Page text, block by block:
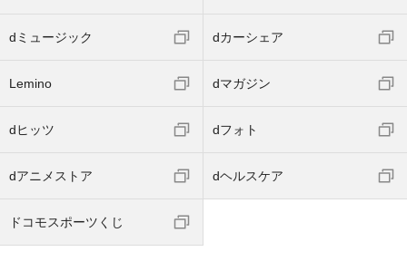
dミュージック dカーシェア
Lemino dマガジン
dヒッツ dフォト
dアニメストア dヘルスケア
ドコモスポーツくじ